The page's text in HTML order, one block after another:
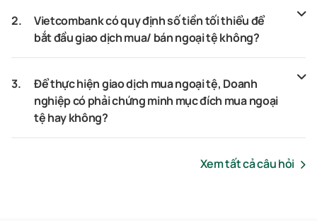
2.
Vietcombank có quy định số tiền tối thiểu để
bắt đầu giao dịch mua/ bán ngoại tệ không?
3.
Để thực hiện giao dịch mua ngoại tệ, Doanh
nghiệp có phải chứng minh mục đích mua ngoại
tệ hay không?
Xem tất cả câu hỏi